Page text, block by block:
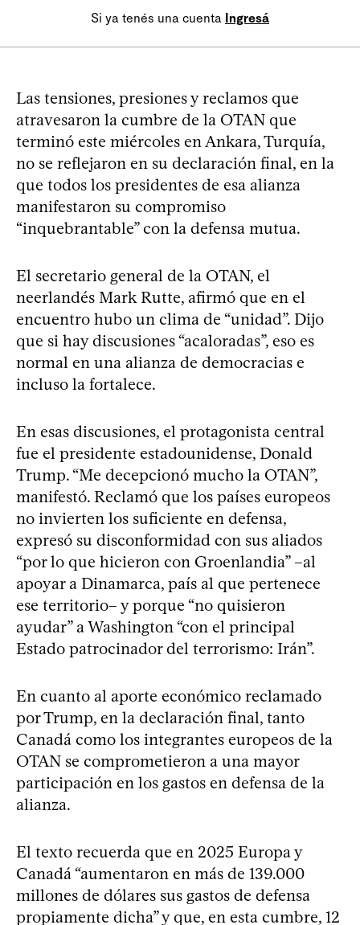
Si ya tenés una cuenta Ingresá
Las tensiones, presiones y reclamos que
atravesaron la cumbre de la OTAN que
terminó este miércoles en Ankara, Turquía,
no se reflejaron en su declaración final, en la
que todos los presidentes de esa alianza
manifestaron su compromiso
“inquebrantable” con la defensa mutua.
El secretario general de la OTAN, el
neerlandés Mark Rutte, afirmó que en el
encuentro hubo un clima de “unidad”. Dijo
que si hay discusiones “acaloradas”, eso es
normal en una alianza de democracias e
incluso la fortalece.
En esas discusiones, el protagonista central
fue el presidente estadounidense, Donald
Trump. “Me decepcionó mucho la OTAN”,
manifestó. Reclamó que los países europeos
no invierten los suficiente en defensa,
expresó su disconformidad con sus aliados
“por lo que hicieron con Groenlandia” –al
apoyar a Dinamarca, país al que pertenece
ese territorio– y porque “no quisieron
ayudar” a Washington “con el principal
Estado patrocinador del terrorismo: Irán”.
En cuanto al aporte económico reclamado
por Trump, en la declaración final, tanto
Canadá como los integrantes europeos de la
OTAN se comprometieron a una mayor
participación en los gastos en defensa de la
alianza.
El texto recuerda que en 2025 Europa y
Canadá “aumentaron en más de 139.000
millones de dólares sus gastos de defensa
propiamente dicha” y que, en esta cumbre, 12